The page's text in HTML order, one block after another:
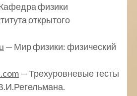
физики
открытого
— Мир физики: физический
— Трехуровневые тесты